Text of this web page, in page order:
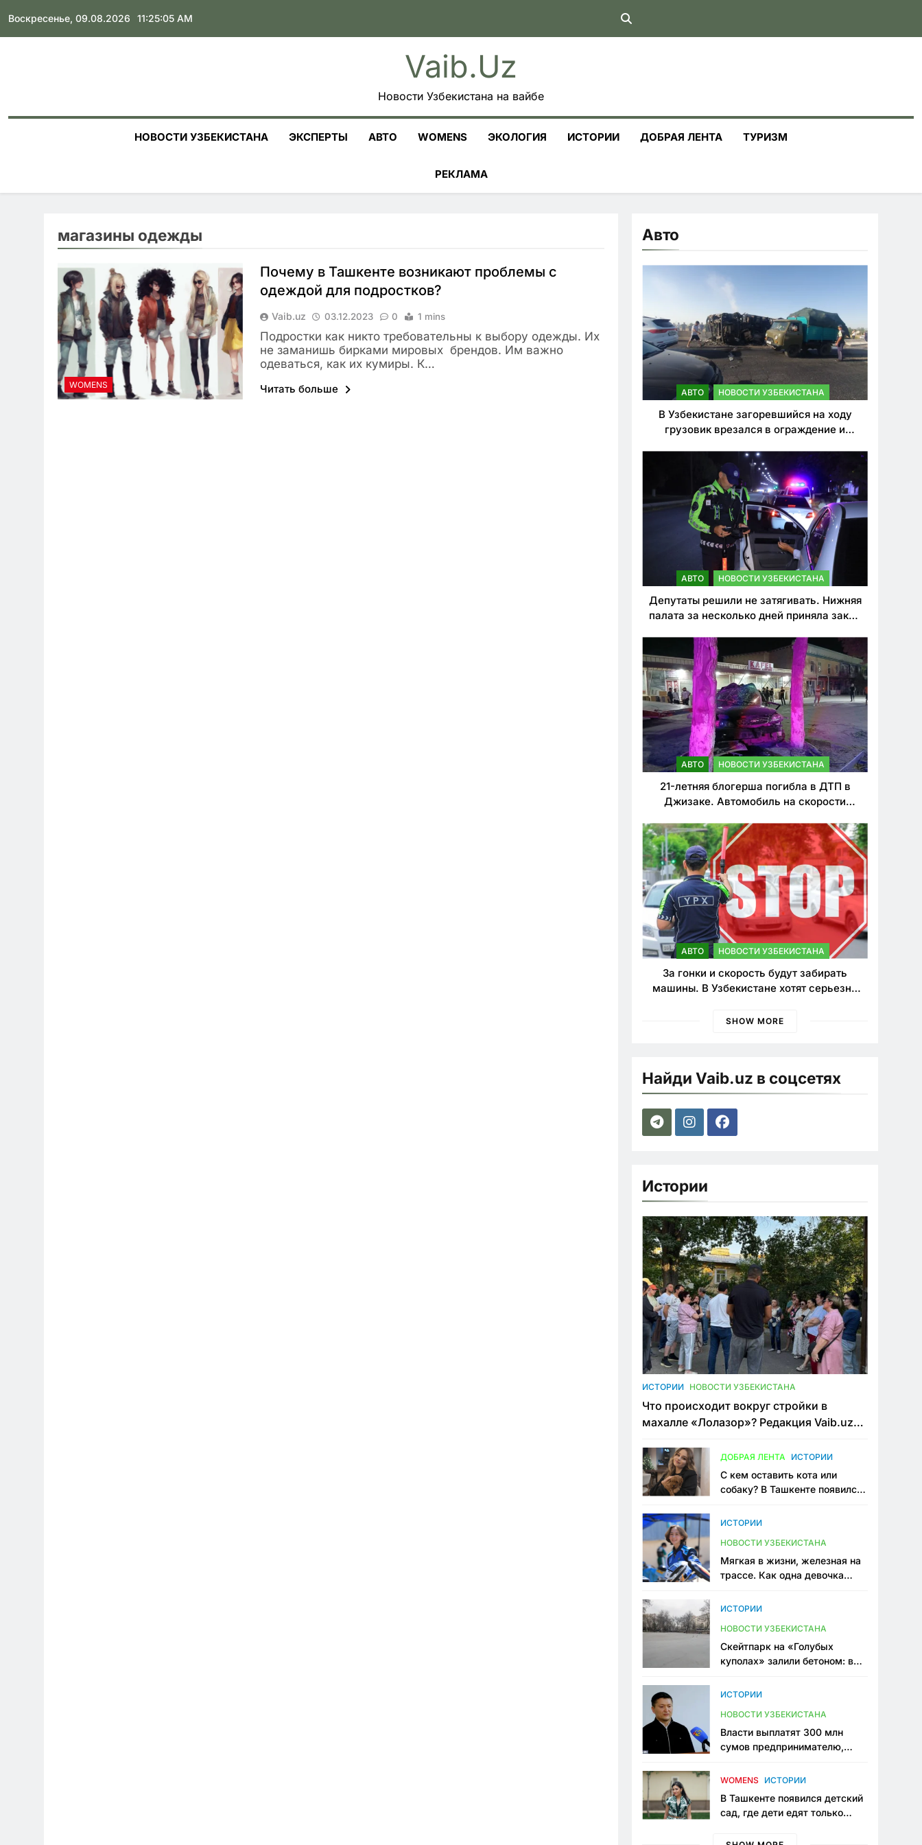
to
content
Воскресенье, 09.08.2026 11:25:06 AM
Vaib.uz
Новости Узбекистана на вайбе
НОВОСТИ УЗБЕКИСТАНА ЭКСПЕРТЫ АВТО WOMENS ЭКОЛОГИЯ ИСТОРИИ ДОБРАЯ ЛЕНТА ТУРИЗМ
РЕКЛАМА
магазины одежды
WOMENS
Почему в Ташкенте возникают проблемы с
одеждой для подростков?
Vaib.uz 03.12.2023 0 1 mins
Подростки как никто требовательны к выбору одежды. Их
не заманишь бирками мировых брендов. Им важно
одеваться, как их кумиры. К…
Читать больше
Авто
АВТО НОВОСТИ УЗБЕКИСТАНА
В Узбекистане загоревшийся на ходу
грузовик врезался в ограждение и
АВТО НОВОСТИ УЗБЕКИСТАНА
Депутаты решили не затягивать. Нижняя
палата за несколько дней приняла закон
нарушителей ПДД
АВТО НОВОСТИ УЗБЕКИСТАНА
21-летняя блогерша погибла в ДТП в
Джизаке. Автомобиль на скорости
АВТО НОВОСТИ УЗБЕКИСТАНА
За гонки и скорость будут забирать
машины. В Узбекистане хотят серьезно
SHOW MORE
Найди Vaib.uz в соцсетях
Истории
ИСТОРИИ НОВОСТИ УЗБЕКИСТАНА
Что происходит вокруг стройки в
махалле «Лолазор»? Редакция Vaib.uz
конфликта
ДОБРАЯ ЛЕНТА ИСТОРИИ
С кем оставить кота или
собаку? В Ташкенте появился
ИСТОРИИ
НОВОСТИ УЗБЕКИСТАНА
Мягкая в жизни, железная на
трассе. Как одна девочка
Узбекистане
ИСТОРИИ
НОВОСТИ УЗБЕКИСТАНА
Скейтпарк на «Голубых
куполах» залили бетоном: в
одно общественное
ИСТОРИИ
НОВОСТИ УЗБЕКИСТАНА
Власти выплатят 300 млн
сумов предпринимателю,
тюрьме по незаконному
WOMENS ИСТОРИИ
В Ташкенте появился детский
сад, где дети едят только
мама, которая устала просить